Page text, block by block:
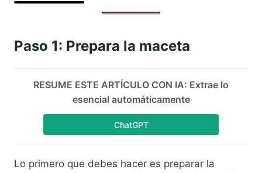
Paso 1: Prepara la maceta
RESUME ESTE ARTÍCULO CON IA: Extrae lo
esencial automáticamente
ChatGPT
Lo primero que debes hacer es preparar la